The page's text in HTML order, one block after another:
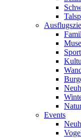
Sport
Events